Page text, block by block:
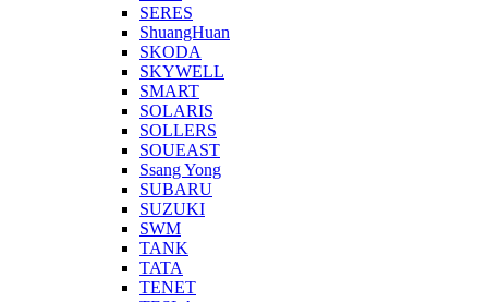
SERES
ShuangHuan
SKODA
SKYWELL
SMART
SOLARIS
SOLLERS
SOUEAST
Ssang Yong
SUBARU
SUZUKI
SWM
TANK
TATA
TENET